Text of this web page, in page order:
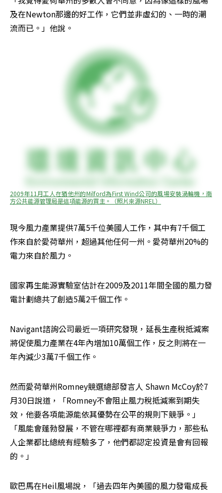
及在Newton那邊的好工作，它們並非虛幻的、一時的潮
流而已。」他說。
2009年11月工人在猶他州的Milford為First Wind公司的風場安裝渦輪機，南
方公共能源管理局是這項能源的買主。（照片來源NREL）
現今風力產業提供7萬5千位美國人工作，其中有7千個工
作來自於愛荷華州，超過其他任何一州。愛荷華州20%的
電力來自於風力。
國家再生能源實驗室估計在2009及2011年間全國的風力發
電計劃總共了創造5萬2千個工作。
Navigant諮詢公司最近一項研究發現，延長生產稅抵減案
將促使風力產業在4年內增加10萬個工作，反之則將在一
年內減少3萬7千個工作。
然而愛荷華州Romney競選總部發言人 Shawn McCoy於7
月30日說道，「Romney不會阻止風力稅抵減案到期失
效，他要各項能源能依其優勢在公平的規則下競爭。」
「風能會蓬勃發展，不管在哪裡都有商業競爭力，那些私
人企業都比總統有經驗多了，他們都認定投資是會有回報
的。」
歐巴馬在Heil風場說，「過去四年內美國的風力發電成長